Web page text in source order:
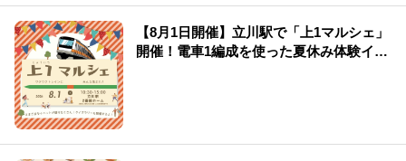
【8月1日開催】立川駅で「上1マルシェ」
開催！電車1編成を使った夏休み体験イベ